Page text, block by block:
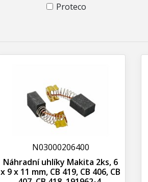
Proteco
N03000206400
Náhradní uhlíky Makita 2ks, 6
x 9 x 11 mm, CB 419, CB 406, CB